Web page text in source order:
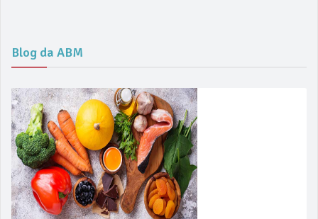
Blog da ABM